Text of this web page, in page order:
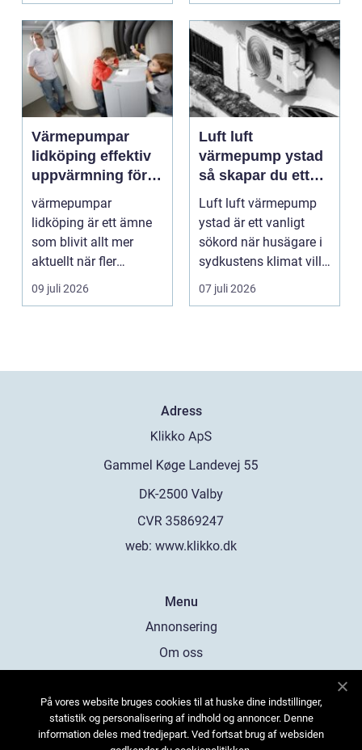
Värmepumpar
lidköping effektiv
uppvärmning för
hus och
fastigheter
värmepumpar
lidköping är ett ämne
som blivit allt mer
aktuellt när fler
fastighetsägare vill
kombine...
09 juli 2026
Luft luft
värmepump ystad
så skapar du ett
behagligt
inomhusklimat
Året om
Luft luft värmepump
ystad är ett vanligt
sökord när husägare i
sydkustens klimat vill
hitta ett smar...
07 juli 2026
Adress
web: www.klikko.dk
Menu
Annonsering
Om oss
Kontakta oss
Sitemap
På vores website bruges cookies til at huske dine indstillinger,
statistik og personalisering af indhold og annoncer. Denne
information deles med tredjepart. Ved fortsat brug af websiden